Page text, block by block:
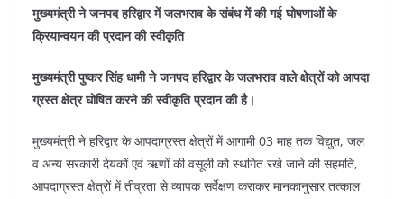
k
मुख्यमंत्री ने जनपद हरिद्वार में जलभराव के संबंध में की गई घोषणाओं के
क्रियान्वयन की प्रदान की स्वीकृति
मुख्यमंत्री पुष्कर सिंह धामी ने जनपद हरिद्वार के जलभराव वाले क्षेत्रों को आपदा
ग्रस्त क्षेत्र घोषित करने की स्वीकृति प्रदान की है।
मुख्यमंत्री ने हरिद्वार के आपदाग्रस्त क्षेत्रों में आगामी 03 माह तक विद्युत, जल
व अन्य सरकारी देयकों एवं ऋणों की वसूली को स्थगित रखे जाने की सहमति,
आपदाग्रस्त क्षेत्रों में तीव्रता से व्यापक सर्वेक्षण कराकर मानकानुसार तत्काल